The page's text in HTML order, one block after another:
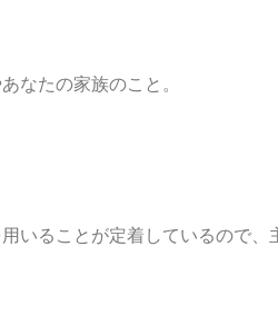
なたの家族のこと。
ることが定着しているので、